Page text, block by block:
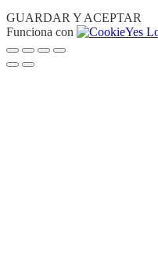
GUARDAR Y ACEPTAR
Funciona con